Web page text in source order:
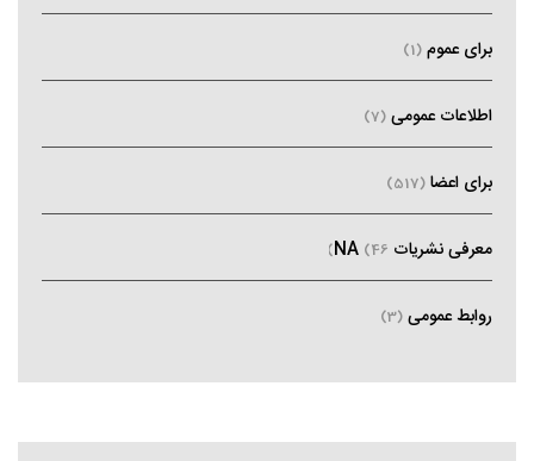
برای عموم (1)
اطلاعات عمومی (7)
برای اعضا (517)
معرفی نشریات NA (46)
روابط عمومی (3)